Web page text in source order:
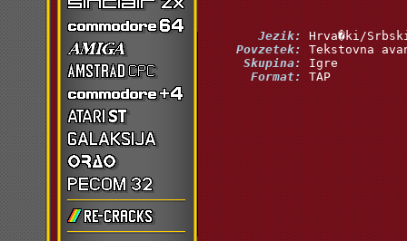
       Jezik:
    Povzetek:
     Skupina:
      Format:
TAP